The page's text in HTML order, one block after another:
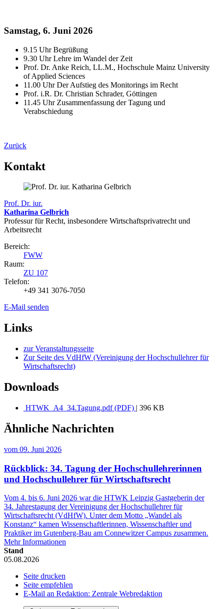
Samstag, 6. Juni 2026
9.15 Uhr Begrüßung
9.30 Uhr Lehre im Wandel der Zeit
Prof. Dr. Anke Reich, LL.M., Hochschule Mainz University
of Applied Sciences
11.00 Uhr Der Aufstieg des Monitorings im Recht
Prof. i.R. Dr. Christian Schrader, Göttingen
11.45 Uhr Zusammenfassung der Tagung und
Verabschiedung
Zurück
Kontakt
Prof. Dr. iur.
Katharina Gelbrich
Professur für Recht, insbesondere Wirtschaftsprivatrecht und
Arbeitsrecht
Bereich:
FWW
Raum:
ZU 107
Telefon:
+49 341 3076-7050
E-Mail senden
Links
zur Veranstaltungsseite
Zur Seite des VdHfW (Vereinigung der Hochschullehrer für
Wirtschaftsrecht)
Downloads
HTWK_A4_34.Tagung.pdf (PDF) | 396 KB
Ähnliche Nachrichten
vom 09. Juni 2026
Rückblick: 34. Tagung der Hochschullehrerinnen
und Hochschullehrer für Wirtschaftsrecht
Vom 4. bis 6. Juni 2026 war die HTWK Leipzig Gastgeberin der
34. Jahrestagung der Vereinigung der Hochschullehrer für
Wirtschaftsrecht (VdHfW). Unter dem Motto „Wandel als
Konstanz“ kamen Wissenschaftlerinnen, Wissenschaftler und
Praktiker im Gutenberg-Bau am Connewitzer Campus zusammen.
Mehr Informationen
Stand
05.08.2026
Seite drucken
Seite empfehlen
E-Mail an Redaktion: Zentrale Webredaktion